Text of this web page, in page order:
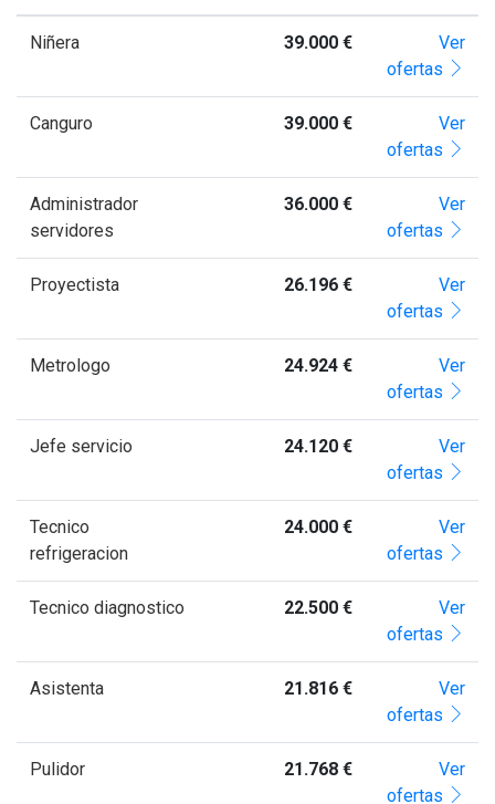
Niñera 39.000 €
Ver
ofertas
Canguro 39.000 €
Ver
ofertas
Administrador
servidores
36.000 €
Ver
ofertas
Proyectista 26.196 €
Ver
ofertas
Metrologo 24.924 €
Ver
ofertas
Jefe servicio 24.120 €
Ver
ofertas
Tecnico
refrigeracion
24.000 €
Ver
ofertas
Tecnico diagnostico 22.500 €
Ver
ofertas
Asistenta 21.816 €
Ver
ofertas
Pulidor 21.768 €
Ver
ofertas